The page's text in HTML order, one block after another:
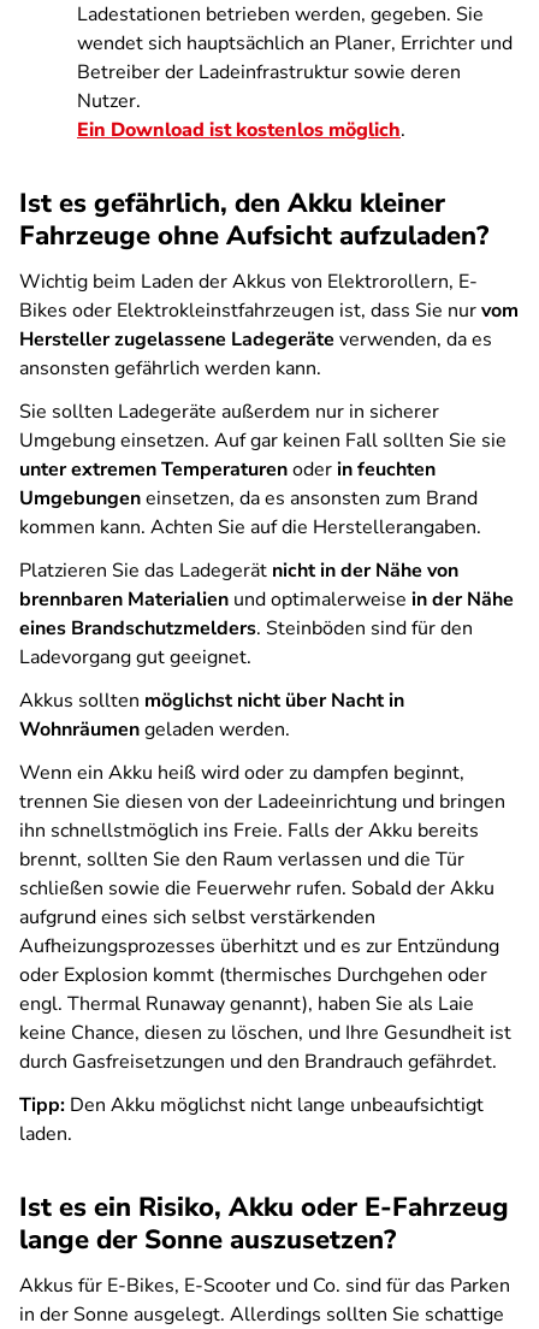
Ladestationen betrieben werden, gegeben. Sie
wendet sich hauptsächlich an Planer, Errichter und
Betreiber der Ladeinfrastruktur sowie deren
Nutzer.
Ein Download ist kostenlos möglich.
Ist es gefährlich, den Akku kleiner
Fahrzeuge ohne Aufsicht aufzuladen?
Wichtig beim Laden der Akkus von Elektrorollern, E-
Bikes oder Elektrokleinstfahrzeugen ist, dass Sie nurvom
Hersteller zugelassene Ladegeräte verwenden, da es
ansonsten gefährlich werden kann.
Sie sollten Ladegeräte außerdem nur in sicherer
Umgebung einsetzen. Auf gar keinen Fall sollten Sie sie
unter extremen Temperaturenoderin feuchten
Umgebungeneinsetzen, da es ansonsten zum Brand
kommen kann. Achten Sie auf die Herstellerangaben.
Platzieren Sie das Ladegerät nicht in der Nähe von
brennbaren Materialien und optimalerweise in der Nähe
eines Brandschutzmelders. Steinböden sind für den
Ladevorgang gut geeignet.
Akkus sollten möglichst nicht über Nacht in
Wohnräumengeladen werden.
Wenn ein Akku heiß wird oder zu dampfen beginnt,
trennen Sie diesen von der Ladeeinrichtung und bringen
ihn schnellstmöglich ins Freie. Falls der Akku bereits
brennt, sollten Sie den Raum verlassen und die Tür
schließen sowie die Feuerwehr rufen. Sobald der Akku
aufgrund eines sich selbst verstärkenden
Aufheizungsprozesses überhitzt und es zur Entzündung
oder Explosion kommt (thermisches Durchgehen oder
engl. Thermal Runaway genannt), haben Sie als Laie
keine Chance, diesen zu löschen, und Ihre Gesundheit ist
durch Gasfreisetzungen und den Brandrauch gefährdet.
Tipp: Den Akku möglichst nicht lange unbeaufsichtigt
laden.
Ist es ein Risiko, Akku oder E-Fahrzeug
lange der Sonne auszusetzen?
Akkus für E-Bikes, E-Scooter und Co. sind für das Parken
in der Sonne ausgelegt. Allerdings sollten Sie schattige